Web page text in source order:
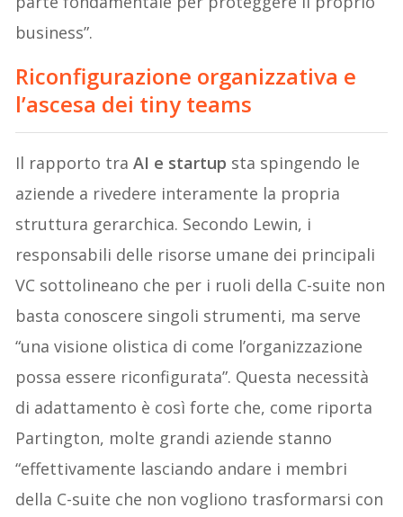
business”.
Riconfigurazione organizzativa e
l’ascesa dei tiny teams
Il rapporto traAI e startup sta spingendo le
aziende a rivedere interamente la propria
struttura gerarchica. Secondo Lewin, i
responsabili delle risorse umane dei principali
VC sottolineano che per i ruoli della C-suite non
basta conoscere singoli strumenti, ma serve
“una visione olistica di come l’organizzazione
possa essere riconfigurata”. Questa necessità
di adattamento è così forte che, come riporta
Partington, molte grandi aziende stanno
“effettivamente lasciando andare i membri
della C-suite che non vogliono trasformarsi con